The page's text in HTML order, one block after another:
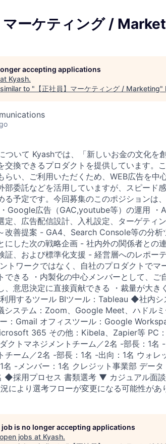
マーケティング /
accepting applications
Kyash.
to " 【正社員】マーケティング / Marketing"
いて Kyashでは、「新しいお金の文化を
交換できるプロダクトを提供しています。
らい、ご利用いただくため、WEB広告を中
部委託などを活用していますが、スピード
る予定です。今回募集のこのポジションは
Google広告（GAC,youtube等）の運用
定、広告配信設計、入札設定、ターゲティ
改善提案 - GA4、Search Console等の分
にした次の戦略企画 - 社内外の関係者との
証、および標準化支援 - 経営層へのレポー
トワークではなく、自社のプロダクトでマ
できる ・内製化の中心メンバーとして、ご
、意思決定に直接貢献できる ・裁量が大き
用するツール BIツール：Tableau ◆社内シ
システム：Zoom、Google Meet、ハドル
：Gmail オフィスツール：Google
365 その他：Kibela、Zapier等
クトマネジメントチーム／2名 -部長：1名
チーム／2名 -部長：1名 -出向：1名 ウォレ
-メンバー：1名 クレジット事業部 デー
◆採用プロセス 書類選考 ▼ カジュアル
により選考フローが変更になる可能性があ
job is no longer accepting applications
jobs at Kyash.